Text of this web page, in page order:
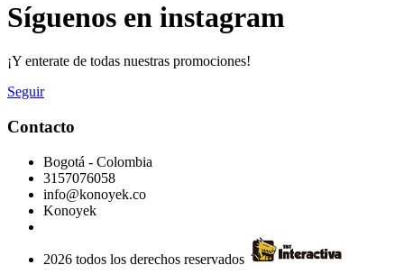
Síguenos en instagram
¡Y enterate de todas nuestras promociones!
Seguir
Contacto
Bogotá - Colombia
3157076058
info@konoyek.co
Konoyek
2026 todos los derechos reservados